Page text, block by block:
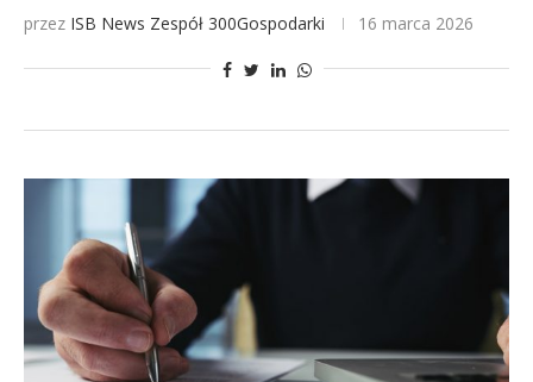
przez ISB News Zespół 300Gospodarki 16 marca 2026